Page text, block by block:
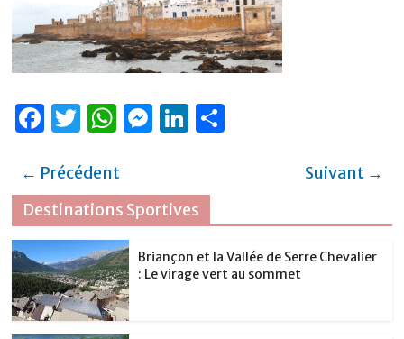
F
c
e
b
o
o
k
T
it
te
r
W
at
s
A
p
p
M
e
n
g
Li
e
dI
n
er
← Précédent
Suivant →
Destinations Sportives
Briançon et la Vallée de Serre Chevalier
: Le virage vert au sommet